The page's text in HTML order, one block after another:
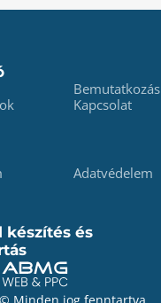
Bemutatkozás
Kapcsolat
Adatvédelem
készítés és